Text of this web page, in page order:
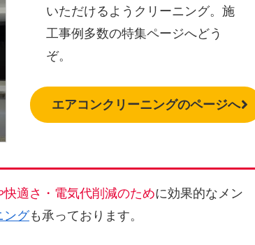
いただけるようクリーニング。施
工事例多数の特集ページへどう
ぞ。
エアコンクリーニングのページへ
快適さ・電気代削減のために効果的なメン
ングも承っております。